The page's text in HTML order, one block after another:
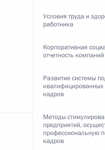
5 30м
Условия труда и
работника
Корпоративная
отчетность компаний
Развитие системы
квалифицированных
кадров
Методы
предприятий,
профессиональную
кадров